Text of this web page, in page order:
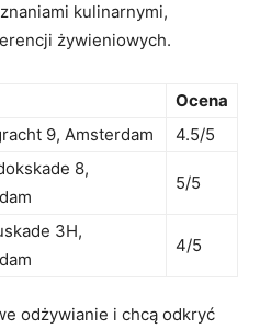
kulinarnymi,
⁣żywieniowych.
Ocena
9, Amsterdam 4.5/5
8,
5/5
3H,
4/5
odżywianie i chcą odkryć